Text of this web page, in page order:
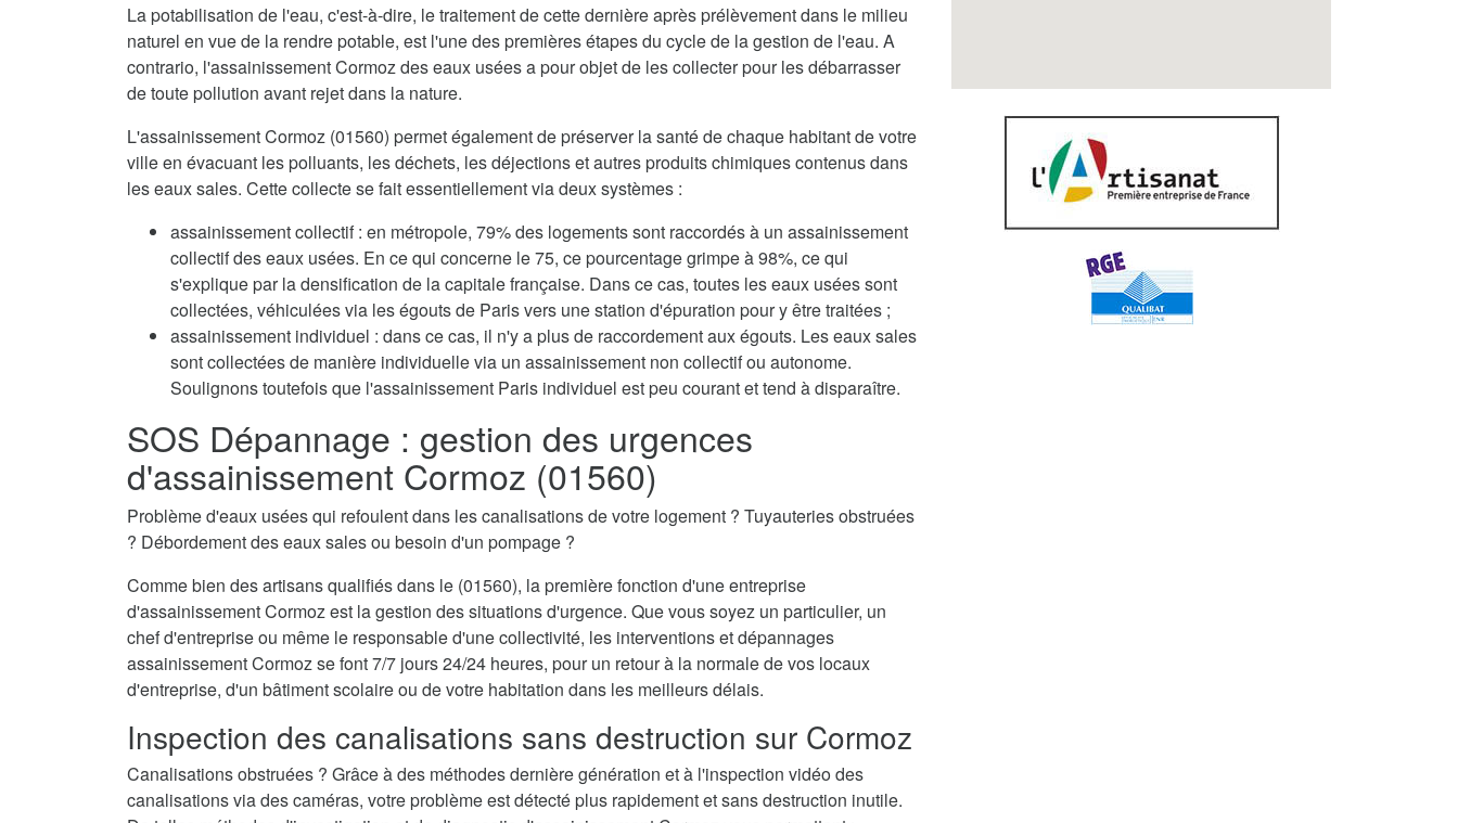
La potabilisation de l'eau, c'est-à-dire, le traitement de cette dernière après prélèvement dans le milieu
naturel en vue de la rendre potable, est l'une des premières étapes du cycle de la gestion de l'eau. A
contrario, l'assainissement Cormoz des eaux usées a pour objet de les collecter pour les débarrasser
de toute pollution avant rejet dans la nature.
L'assainissement Cormoz (01560) permet également de préserver la santé de chaque habitant de votre
ville en évacuant les polluants, les déchets, les déjections et autres produits chimiques contenus dans
les eaux sales. Cette collecte se fait essentiellement via deux systèmes :
assainissement collectif : en métropole, 79% des logements sont raccordés à un assainissement
collectif des eaux usées. En ce qui concerne le 75, ce pourcentage grimpe à 98%, ce qui
s'explique par la densification de la capitale française. Dans ce cas, toutes les eaux usées sont
collectées, véhiculées via les égouts de Paris vers une station d'épuration pour y être traitées ;
assainissement individuel : dans ce cas, il n'y a plus de raccordement aux égouts. Les eaux sales
sont collectées de manière individuelle via un assainissement non collectif ou autonome.
Soulignons toutefois que l'assainissement Paris individuel est peu courant et tend à disparaître.
SOS Dépannage : gestion des urgences
d'assainissement Cormoz (01560)
Problème d'eaux usées qui refoulent dans les canalisations de votre logement ? Tuyauteries obstruées
? Débordement des eaux sales ou besoin d'un pompage ?
Comme bien des artisans qualifiés dans le (01560), la première fonction d'une entreprise
d'assainissement Cormoz est la gestion des situations d'urgence. Que vous soyez un particulier, un
chef d'entreprise ou même le responsable d'une collectivité, les interventions et dépannages
assainissement Cormoz se font 7/7 jours 24/24 heures, pour un retour à la normale de vos locaux
d'entreprise, d'un bâtiment scolaire ou de votre habitation dans les meilleurs délais.
Inspection des canalisations sans destruction sur Cormoz
Canalisations obstruées ? Grâce à des méthodes dernière génération et à l'inspection vidéo des
canalisations via des caméras, votre problème est détecté plus rapidement et sans destruction inutile.